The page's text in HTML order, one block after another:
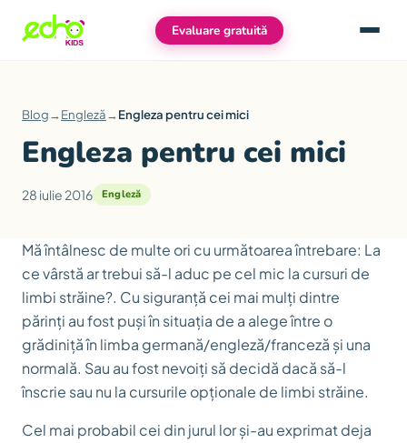
Evaluare gratuită Meniu
Blog→Engleză→Engleza pentru cei mici
Engleza pentru cei mici
28 iulie 2016 Engleză
Mă întâlnesc de multe ori cu următoarea întrebare: La
ce vârstă ar trebui să-l aduc pe cel mic la cursuri de
limbi străine?. Cu siguranță cei mai mulți dintre
părinți au fost puși în situația de a alege între o
grădiniță în limba germană/engleză/franceză și una
normală. Sau au fost nevoiți să decidă dacă să-l
înscrie sau nu la cursurile opționale de limbi străine.
Cel mai probabil cei din jurul lor și-au exprimat deja